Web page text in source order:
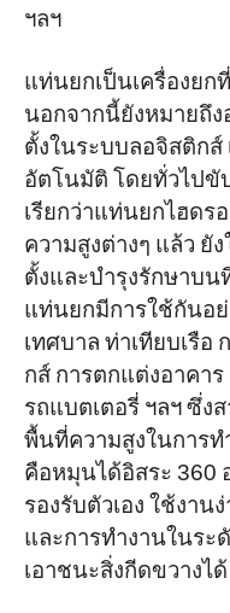
ฯลฯ
แท่นยกเป็นเครื่องย
นอกจากนี้ยังหมายถึ
ตั้งในระบบลอจิสติกส์
อัตโนมัติ โดยทั่วไปขั
เรียกว่าแท่นยกไฮด
ความสูงต่างๆ แล้ว ยั
ตั้งและบำรุงรักษาบ
แท่นยกมีการใช้กันอ
เทศบาล ท่าเทียบเรื
กส์ การตกแต่งอาคา
รถแบตเตอรี่ ฯลฯ ซึ่ง
พื้นที่ความสูงในการ
คือหมุนได้อิสระ 360
รองรับตัวเอง ใช้งา
และการทำงานในระ
เอาชนะสิ่งกีดขวางได้